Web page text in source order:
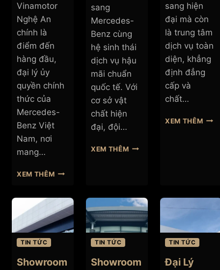
Vinamotor
Nghệ An
chính là
điểm đến
hàng đầu,
đại lý ủy
quyền chính
thức của
Mercedes-
Benz Việt
Nam, nơi
mang…
XEM THÊMSHOWROOM
VINAMOTOR
NGHỆ
AN
sang
Mercedes-
Benz cùng
hệ sinh thái
dịch vụ hậu
mãi chuẩn
quốc tế. Với
cơ sở vật
chất hiện
đại, đội…
XEM THÊMSHOWROOM
NHA
TRANG,
KHÁNH
HÒA
sang hiện
đại mà còn
là trung tâm
dịch vụ toàn
diện, khẳng
định đẳng
cấp và
chất…
XEM THÊM
TIN TỨC
Showroom
TIN TỨC
Showroom
TIN TỨC
Đại Lý